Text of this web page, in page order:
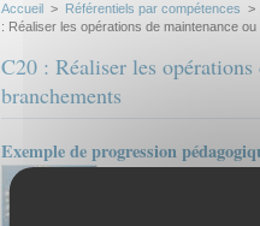
Accueil > Référentiels par compétences >
: Réaliser les opérations de maintenance ou
C20 : Réaliser les
branchements
Exemple de progression